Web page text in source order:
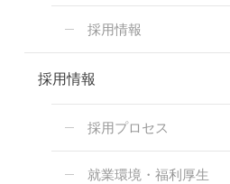
採用情報
採用情報
採用プロセス
就業環境・福利厚生